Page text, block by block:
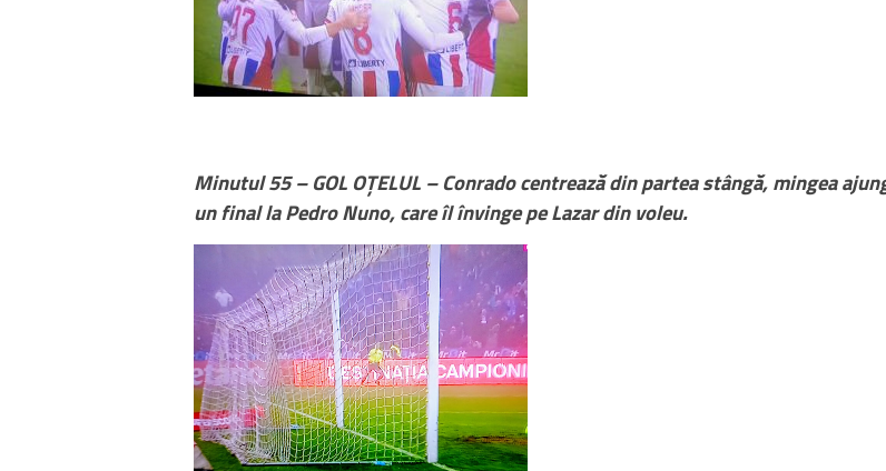
Minutul 55 – GOL OȚELUL – Conrado centrează din partea stângă, mingea
un final la Pedro Nuno, care îl învinge pe Lazar din voleu.